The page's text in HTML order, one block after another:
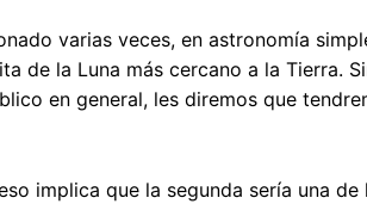
varias veces, en astronomía
de la Luna más cercano a la Tierra.
en general, les diremos que
implica que la segunda sería una de